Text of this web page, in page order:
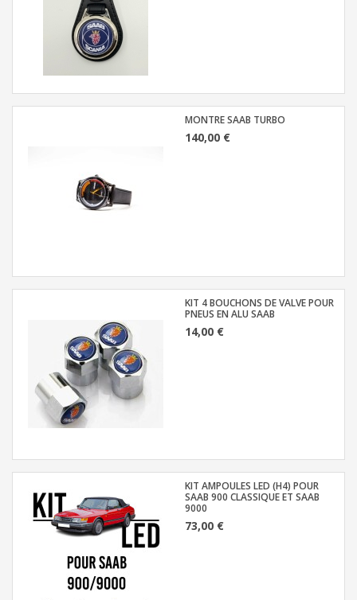
MONTRE SAAB TURBO
140,00 €
KIT 4 BOUCHONS DE VALVE POUR
PNEUS EN ALU SAAB
14,00 €
KIT AMPOULES LED (H4) POUR
SAAB 900 CLASSIQUE ET SAAB
9000
73,00 €